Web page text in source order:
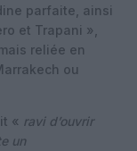
parfaite, ainsi
et Trapani »,
reliée en
ou
« ravi d’ouvrir
un